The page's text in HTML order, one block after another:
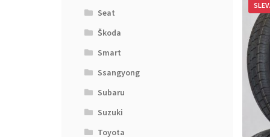
Seat
Škoda
Smart
Ssangyong
Subaru
Suzuki
Toyota